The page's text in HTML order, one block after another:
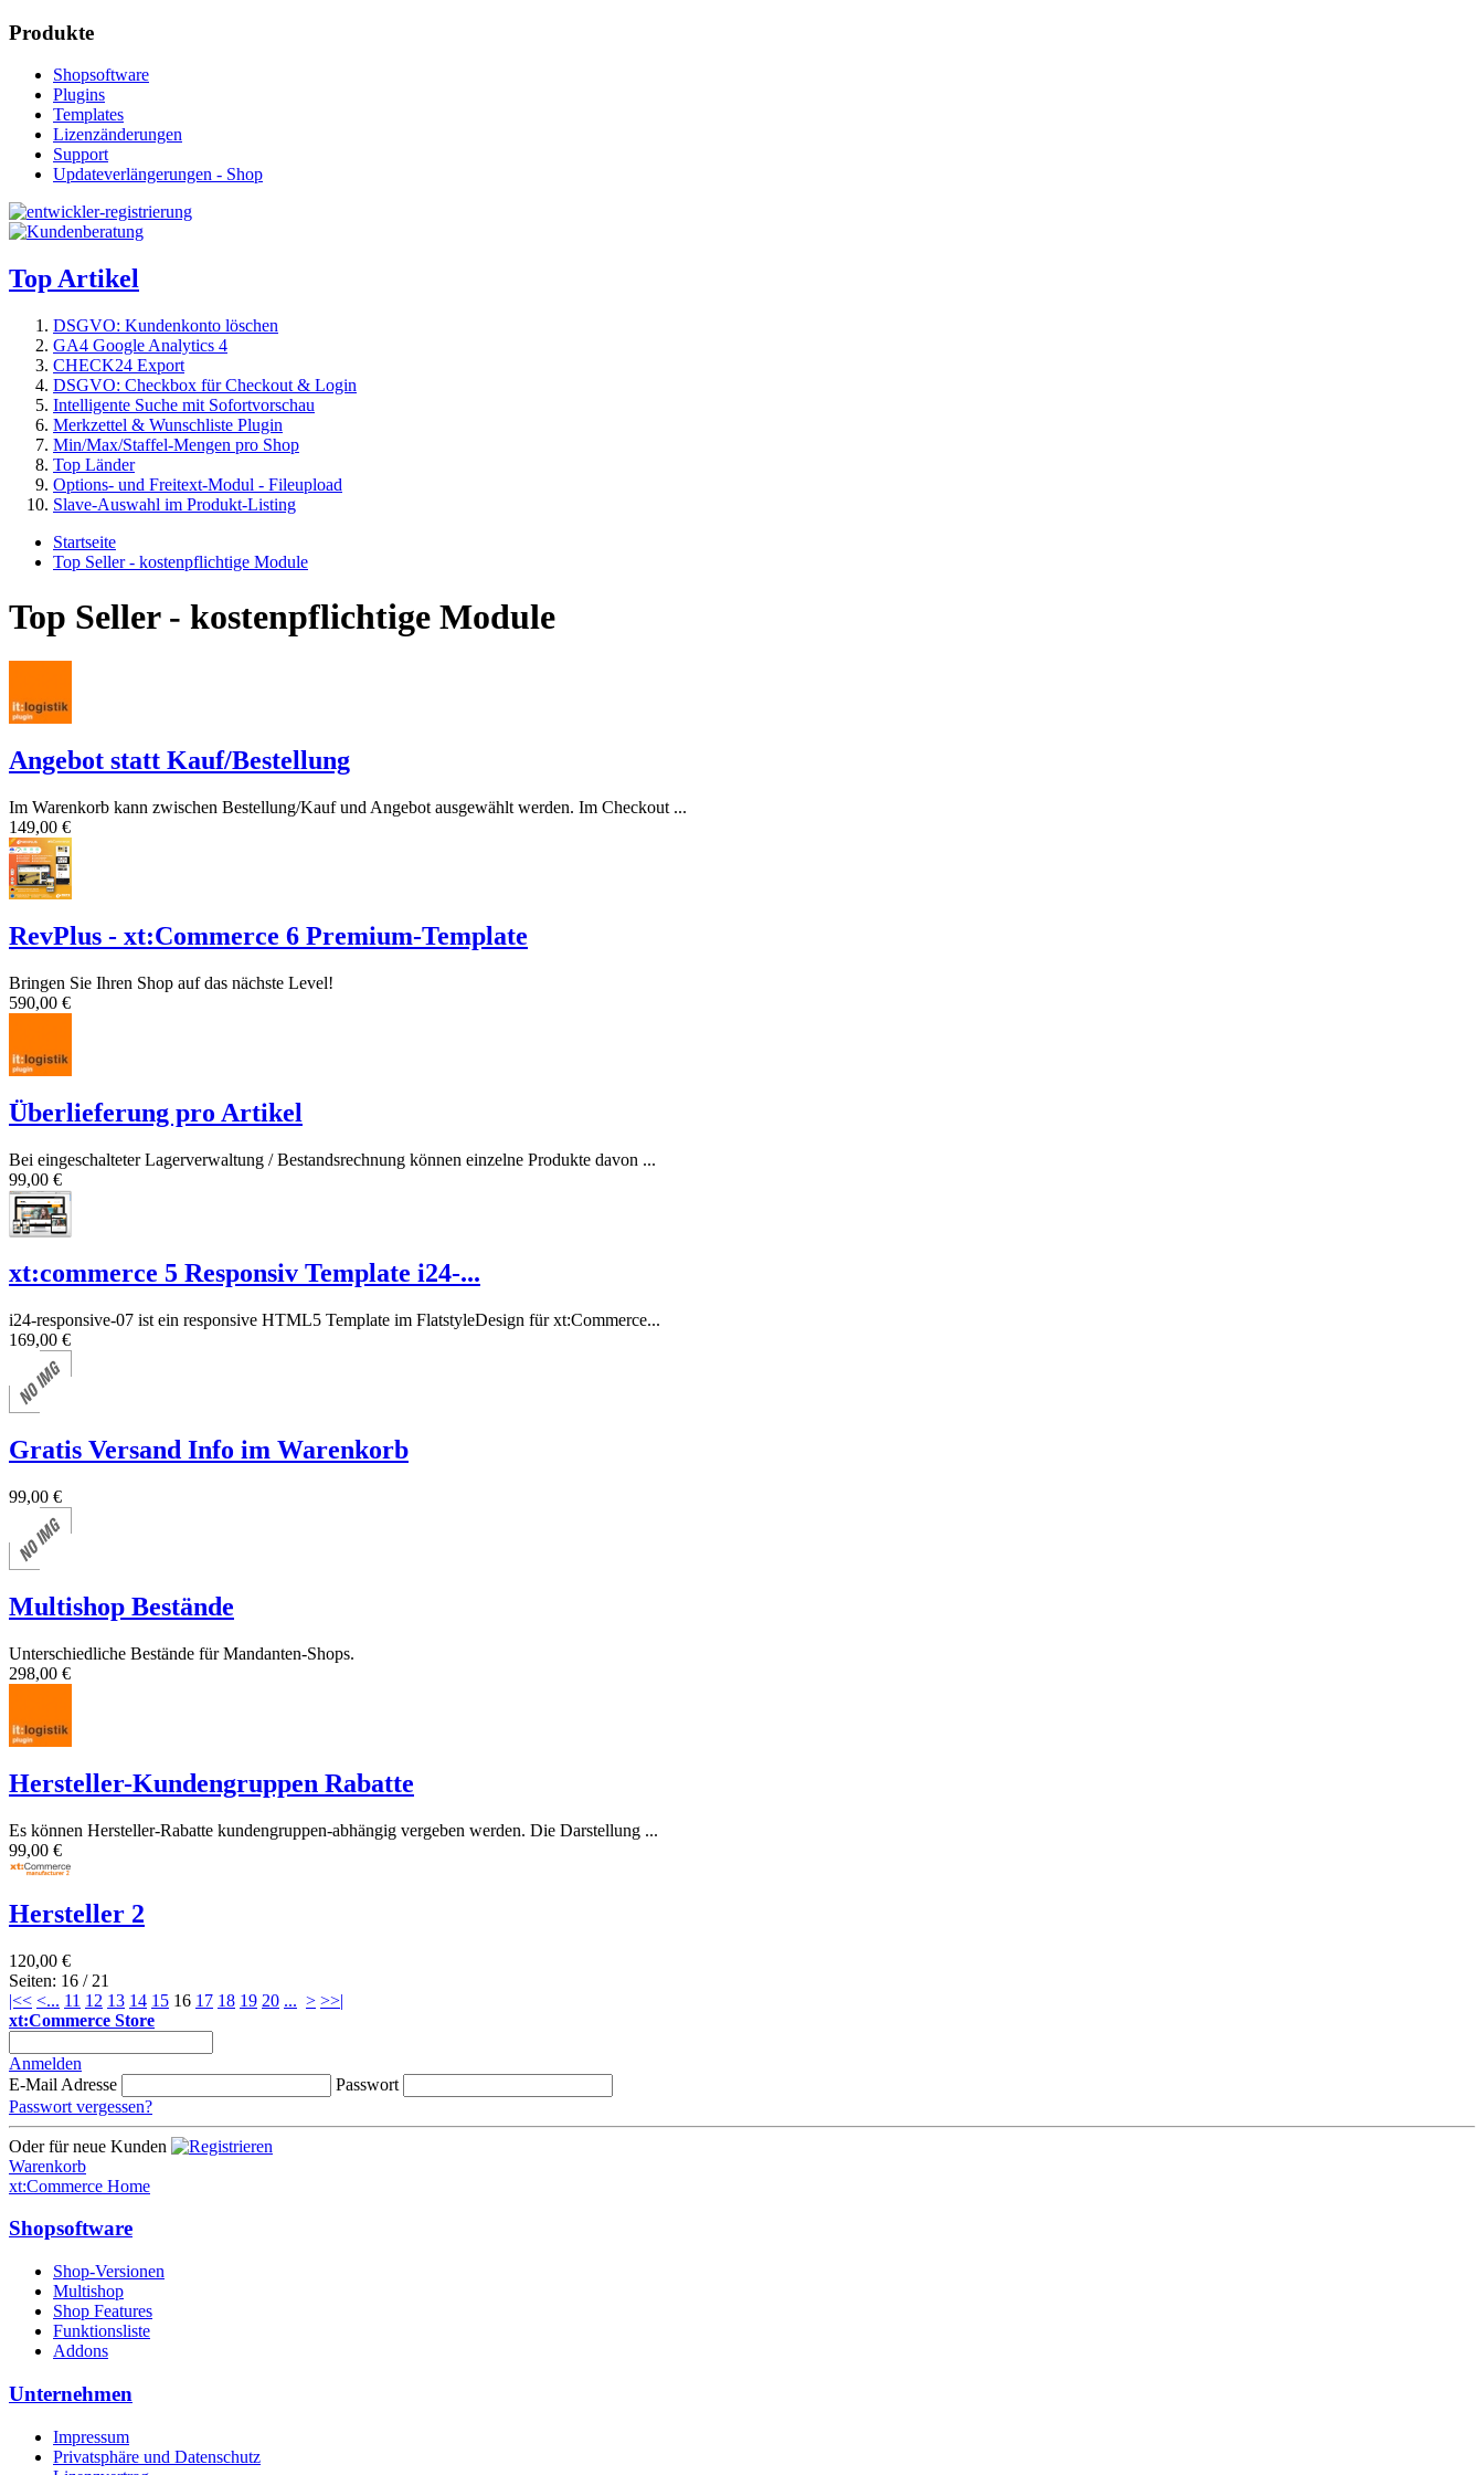
Produkte
Shopsoftware
Plugins
Templates
Lizenzänderungen
Support
Updateverlängerungen - Shop
Top Artikel
DSGVO: Kundenkonto löschen
GA4 Google Analytics 4
CHECK24 Export
DSGVO: Checkbox für Checkout & Login
Intelligente Suche mit Sofortvorschau
Merkzettel & Wunschliste Plugin
Min/Max/Staffel-Mengen pro Shop
Top Länder
Options- und Freitext-Modul - Fileupload
Slave-Auswahl im Produkt-Listing
Startseite
Top Seller - kostenpflichtige Module
Top Seller - kostenpflichtige Module
Angebot statt Kauf/Bestellung
Im Warenkorb kann zwischen Bestellung/Kauf und Angebot ausgewählt werden. Im Checkout ...
149,00 €
RevPlus - xt:Commerce 6 Premium-Template
Bringen Sie Ihren Shop auf das nächste Level!
590,00 €
Überlieferung pro Artikel
Bei eingeschalteter Lagerverwaltung / Bestandsrechnung können einzelne Produkte davon ...
99,00 €
xt:commerce 5 Responsiv Template i24-...
i24-responsive-07 ist ein responsive HTML5 Template im FlatstyleDesign für xt:Commerce...
169,00 €
Gratis Versand Info im Warenkorb
99,00 €
Multishop Bestände
Unterschiedliche Bestände für Mandanten-Shops.
298,00 €
Hersteller-Kundengruppen Rabatte
Es können Hersteller-Rabatte kundengruppen-abhängig vergeben werden. Die Darstellung ...
99,00 €
Hersteller 2
120,00 €
Seiten: 16 / 21
|<< <... 11 12 13 14 15 16 17 18 19 20 ... > >>|
xt:Commerce Store
Anmelden
E-Mail Adresse
Passwort
Passwort vergessen?
Oder für neue Kunden
Warenkorb
xt:Commerce Home
Shopsoftware
Shop-Versionen
Multishop
Shop Features
Funktionsliste
Addons
Unternehmen
Impressum
Privatsphäre und Datenschutz